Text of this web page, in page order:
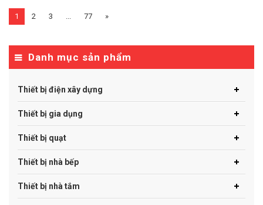
1 2 3 ... 77 »
Danh mục sản phẩm
Thiết bị điện xây dựng
Thiết bị gia dụng
Thiết bị quạt
Thiết bị nhà bếp
Thiết bị nhà tắm